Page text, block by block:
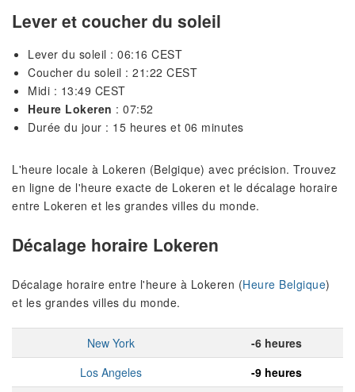
Lever et coucher du soleil
Lever du soleil : 06:16 CEST
Coucher du soleil : 21:22 CEST
Midi : 13:49 CEST
Heure Lokeren : 07:52
Durée du jour : 15 heures et 06 minutes
L'heure locale à Lokeren (Belgique) avec précision. Trouvez
en ligne de l'heure exacte de Lokeren et le décalage horaire
entre Lokeren et les grandes villes du monde.
Décalage horaire Lokeren
Décalage horaire entre l'heure à Lokeren (Heure Belgique)
et les grandes villes du monde.
New York
-6 heures
Los Angeles
-9 heures